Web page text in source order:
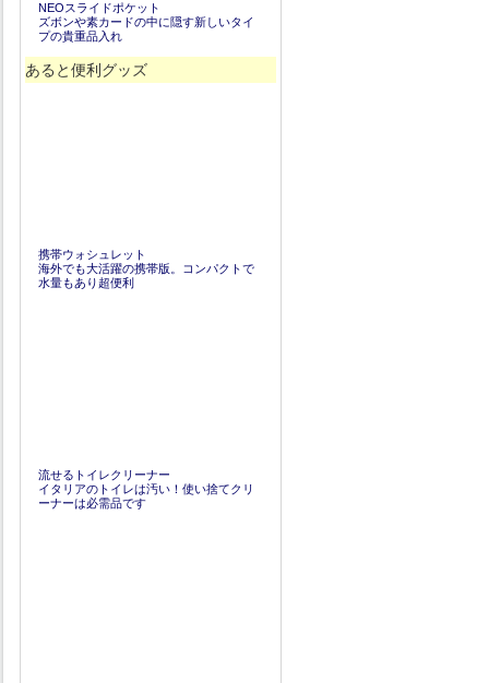
NEOスライドポケット
ズボンや素カードの中に隠す新しいタイ
プの貴重品入れ
あると便利グッズ
携帯ウォシュレット
海外でも大活躍の携帯版。コンパクトで
水量もあり超便利
流せるトイレクリーナー
イタリアのトイレは汚い！使い捨てクリ
ーナーは必需品です